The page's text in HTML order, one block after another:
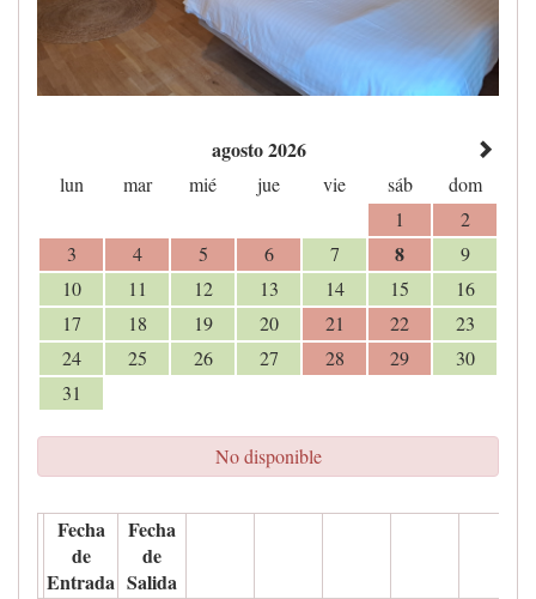
agosto 2026
lun mar mié jue vie sáb
dom
1
2
3
4 5 6 7 8
9
10
11 12 13 14 15
16
17
18 19 20 21 22
23
24
25 26 27 28 29
30
31
No disponible
Fecha
de
Entrada
Fecha
de
Salida